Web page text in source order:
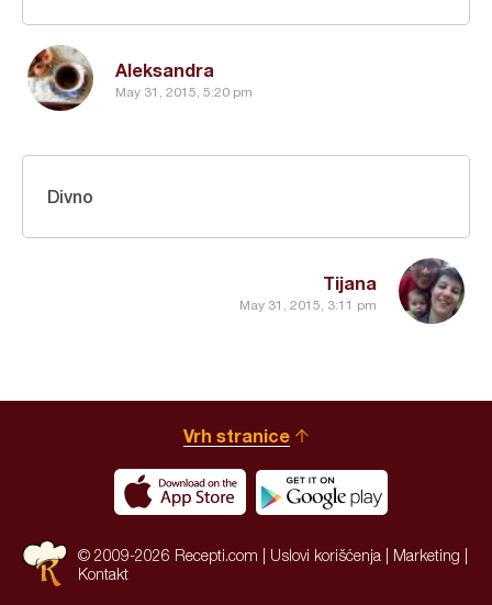
Aleksandra
May 31, 2015, 5:20 pm
Tijana
May 31, 2015, 3:11 pm
Divno
Vrh stranice
© 2009-2026 Recepti.com | Uslovi korišćenja Marketing
Kontakt